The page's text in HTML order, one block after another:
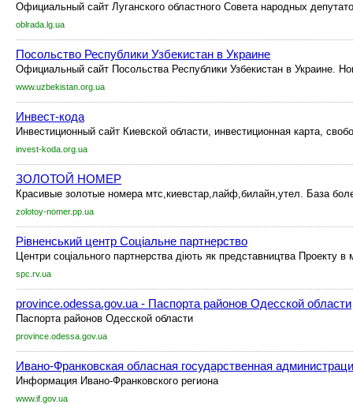
Официальный сайт Луганского областного Совета народных
oblrada.lg.ua
Посольство Республики Узбекистан в Украине
Официальный сайт Посольства Республики Узбекистан в Украине.
www.uzbekistan.org.ua
Инвест-кода
Инвестиционный сайт Киевской области, инвестиционная карта,
invest-koda.org.ua
ЗОЛОТОЙ НОМЕР
Красивые золотые номера мтс,киевстар,лайф,билайн,утел. База
zolotoy-nomer.pp.ua
Рівненський центр Соціальне партнерство
Центри соціального партнерства діють як представництва Проекту
spc.rv.ua
province.odessa.gov.ua - Паспорта районов Одесской области
Паспорта районов Одесской области
province.odessa.gov.ua
Ивано-Франковская обласная государственная
Информация Ивано-Франковского региона
www.if.gov.ua